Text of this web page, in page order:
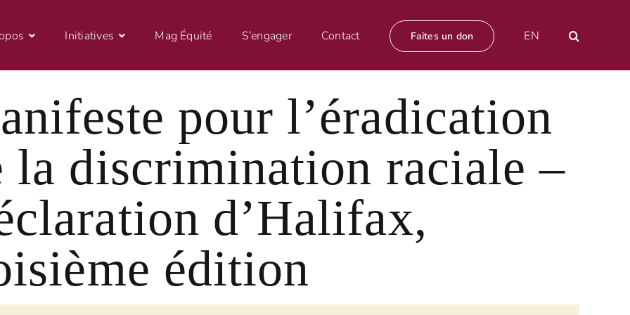
Initiatives Mag Équité S’engager Contact Faites un don EN
pour l’éradication
la discrimination raciale –
d’Halifax,
édition